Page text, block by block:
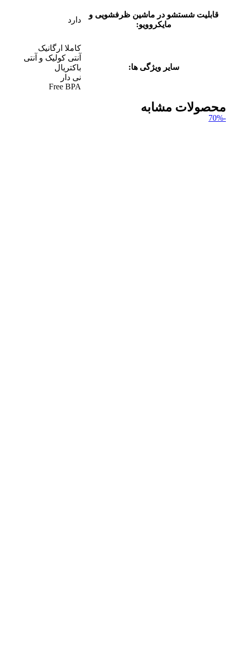
قابلیت شستشو در ماشین ظرفشویی و
مایکروویو:
دارد
سایر ویژگی ها:
کاملا ارگانیک
آنتی کولیک و آنتی
باکتریال
نی دار
Free BPA
محصولات مشابه
-70%